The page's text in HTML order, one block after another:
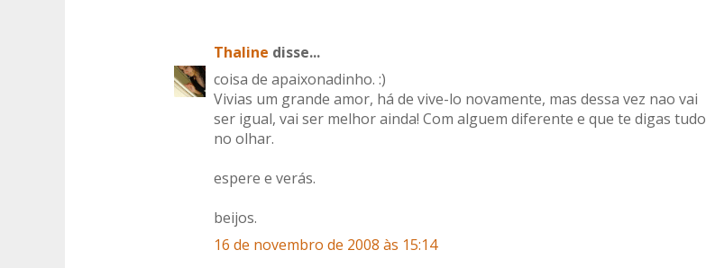
Thaline disse...
coisa de apaixonadinho. :)
Vivias um grande amor, há de vive-lo novamente, mas dessa vez nao vai
ser igual, vai ser melhor ainda! Com alguem diferente e que te digas tudo
no olhar.
espere e verás.
beijos.
16 de novembro de 2008 às 15:14